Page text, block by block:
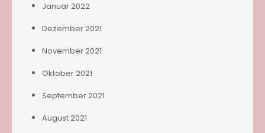
Januar 2022
Dezember 2021
November 2021
Oktober 2021
September 2021
August 2021